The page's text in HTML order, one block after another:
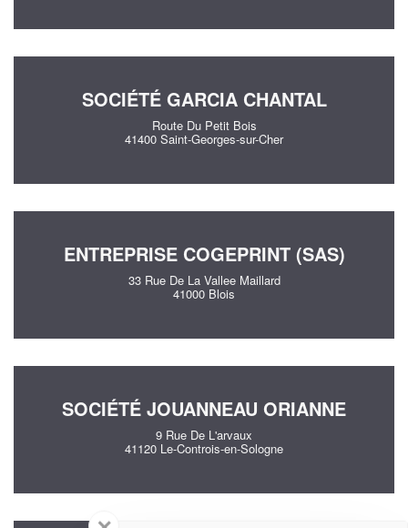
SOCIÉTÉ GARCIA CHANTAL
Route Du Petit Bois
41400 Saint-Georges-sur-Cher
ENTREPRISE COGEPRINT (SAS)
33 Rue De La Vallee Maillard
41000 Blois
SOCIÉTÉ JOUANNEAU ORIANNE
9 Rue De L'arvaux
41120 Le-Controis-en-Sologne